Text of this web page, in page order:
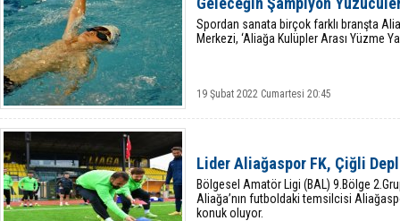
Spordan sanata birçok farklı branşta
Merkezi, ‘Aliağa Kulüpler Arası Yüzme
19 Şubat 2022 Cumartesi 20:45
Lider Aliağaspor FK, Çiğli
Bölgesel Amatör Ligi (BAL) 9.Bölge
Aliağa’nın futboldaki temsilcisi
konuk oluyor.